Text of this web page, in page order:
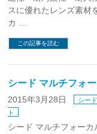
スに優れたレンズ素材
カ …
この記事を読む
シード マルチフォ
2015年3月28日 シード
ト
シード マルチフォー